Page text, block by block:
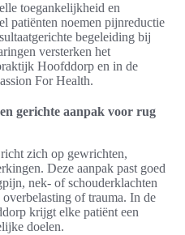
toegankelijkheid en
patiënten noemen pijnreductie
begeleiding bij
versterken het
Hoofddorp en in de
For Health.
gerichte aanpak voor rug
zich op gewrichten,
Deze aanpak past goed
nek- of schouderklachten
of trauma. In de
krijgt elke patiënt een
doelen.